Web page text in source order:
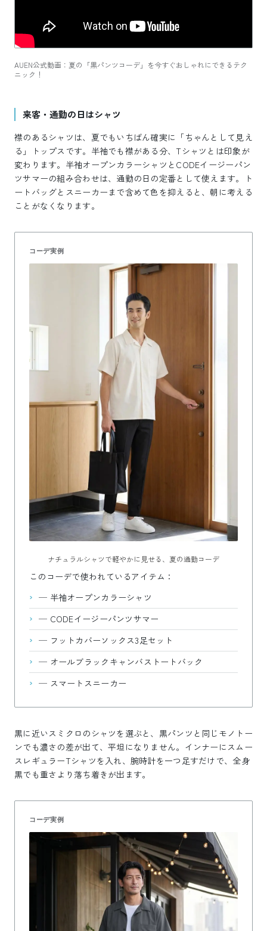
AUEN公式動画：夏の「黒パンツコーデ」を今すぐおしゃれにできるテク
ニック！
来客・通勤の日はシャツ
襟のあるシャツは、夏でもいちばん確実に「ちゃんとして見え
る」トップスです。半袖でも襟がある分、Tシャツとは印象が
変わります。半袖オープンカラーシャツとCODEイージーパン
ツサマーの組み合わせは、通勤の日の定番として使えます。ト
ートバッグとスニーカーまで含めて色を抑えると、朝に考える
ことがなくなります。
コーデ実例
ナチュラルシャツで軽やかに見せる、夏の通勤コーデ
このコーデで使われているアイテム：
— 半袖オープンカラーシャツ
— CODEイージーパンツサマー
— フットカバーソックス3足セット
— オールブラックキャンバストートバック
— スマートスニーカー
黒に近いスミクロのシャツを選ぶと、黒パンツと同じモノトー
ンでも濃さの差が出て、平坦になりません。インナーにスムー
スレギュラーTシャツを入れ、腕時計を一つ足すだけで、全身
黒でも重さより落ち着きが出ます。
コーデ実例